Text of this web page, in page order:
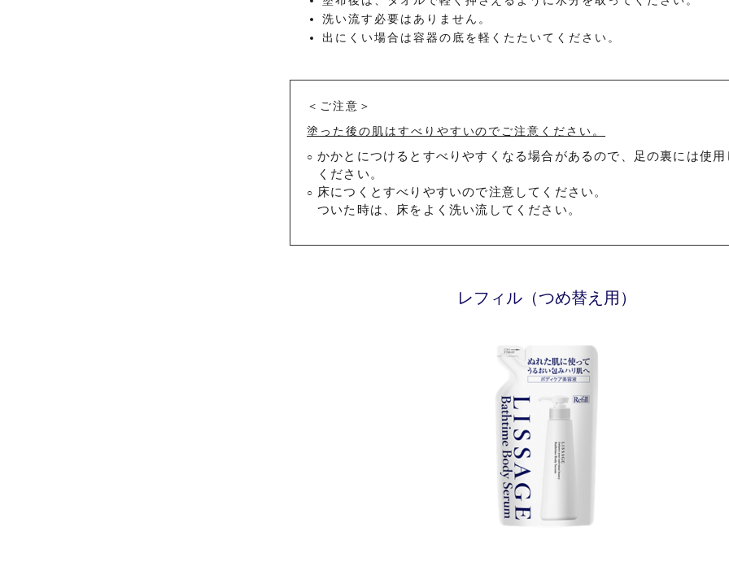
洗い流す必要はありません。
出にくい場合は容器の底を軽くたたいてください。
＜ご注意＞
塗った後の肌はすべりやすいのでご注意ください。
○ かかとにつけるとすべりやすくなる場合があるので、足の裏には使
ください。
○ 床につくとすべりやすいので注意してください。
ついた時は、床をよく洗い流してください。
レフィル（つめ替え用）